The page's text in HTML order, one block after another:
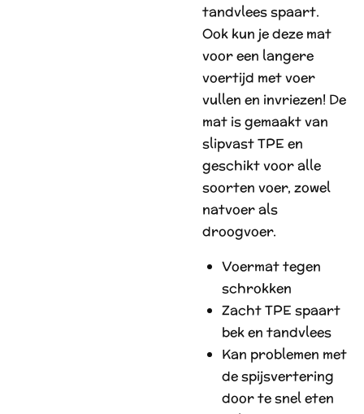
tandvlees spaart.
Ook kun je deze mat
voor een langere
voertijd met voer
vullen en invriezen! De
mat is gemaakt van
slipvast TPE en
geschikt voor alle
soorten voer, zowel
natvoer als
droogvoer.
Voermat tegen
schrokken
Zacht TPE spaart
bek en tandvlees
Kan problemen met
de spijsvertering
door te snel eten